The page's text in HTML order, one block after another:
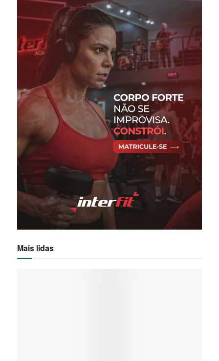
Mais lidas